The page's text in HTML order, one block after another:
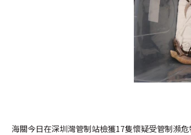
海關今日在深圳灣管制站檢獲17隻懷疑受管制瀕